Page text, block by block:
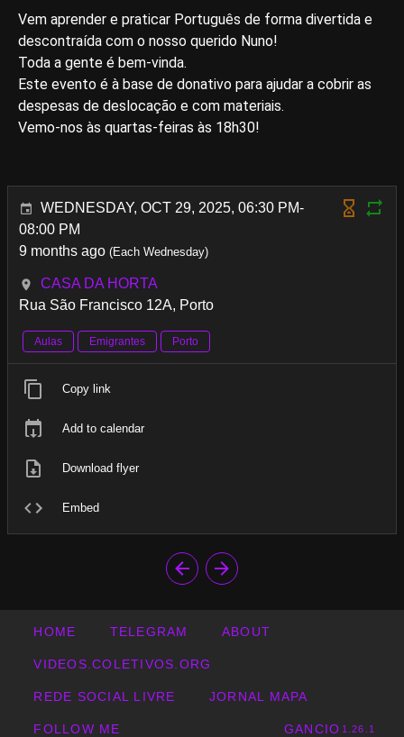
Vem aprender e praticar Português de forma divertida e
descontraída com o nosso querido Nuno!
Toda a gente é bem-vinda.
Este evento é à base de donativo para ajudar a cobrir as
despesas de deslocação e com materiais.
Vemo-nos às quartas-feiras às 18h30!
WEDNESDAY, OCT 29, 2025, 06:30 PM-
08:00 PM
9 months ago (Each Wednesday)
CASA DA HORTA
Rua São Francisco 12A, Porto
Aulas Emigrantes Porto
Copy link
Add to calendar
Download flyer
Embed
HOME TELEGRAM ABOUT
VIDEOS.COLETIVOS.ORG
REDE SOCIAL LIVRE JORNAL MAPA
FOLLOW ME GANCIO 1.26.1